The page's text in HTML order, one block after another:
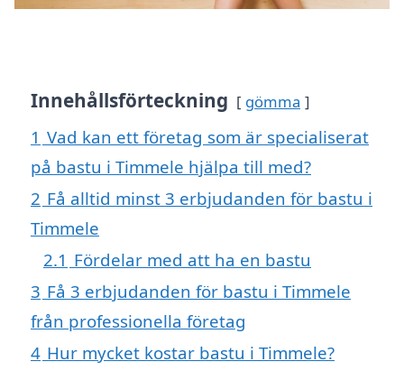
Innehållsförteckning gömma
1 Vad kan ett företag som är specialiserat
på bastu i Timmele hjälpa till med?
2 Få alltid minst 3 erbjudanden för bastu i
Timmele
2.1 Fördelar med att ha en bastu
3 Få 3 erbjudanden för bastu i Timmele
från professionella företag
4 Hur mycket kostar bastu i Timmele?